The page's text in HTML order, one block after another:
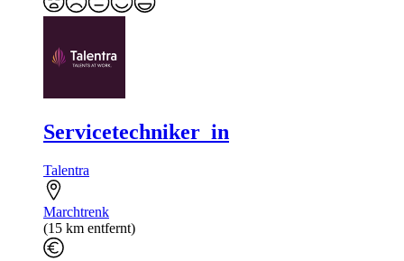
Servicetechniker_in
Talentra
Marchtrenk
(15 km entfernt)